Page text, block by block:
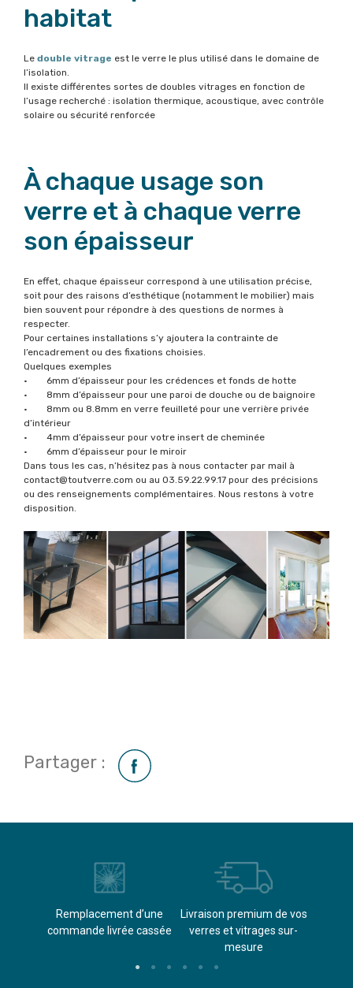
habitat
Le double vitrage est le verre le plus utilisé dans le domaine de
l’isolation.
Il existe différentes sortes de doubles vitrages en fonction de
l’usage recherché : isolation thermique, acoustique, avec contrôle
solaire ou sécurité renforcée
À chaque usage son
verre et à chaque verre
son épaisseur
En effet, chaque épaisseur correspond à une utilisation précise,
soit pour des raisons d’esthétique (notamment le mobilier) mais
bien souvent pour répondre à des questions de normes à
respecter.
Pour certaines installations s’y ajoutera la contrainte de
l’encadrement ou des fixations choisies.
Quelques exemples
• 6mm d’épaisseur pour les crédences et fonds de hotte
• 8mm d’épaisseur pour une paroi de douche ou de baignoire
• 8mm ou 8.8mm en verre feuilleté pour une verrière privée
d’intérieur
• 4mm d’épaisseur pour votre insert de cheminée
• 6mm d’épaisseur pour le miroir
Dans tous les cas, n’hésitez pas à nous contacter par mail à
contact@toutverre.com ou au 03.59.22.99.17 pour des précisions
ou des renseignements complémentaires. Nous restons à votre
disposition.
Partager :
Remplacement d’une
commande livrée cassée​
Livraison premium de vos
verres et vitrages sur-
mesure